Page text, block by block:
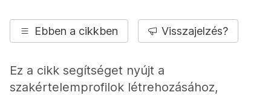
Ebben a cikkben Visszajelzés?
Ez a cikk segítséget nyújt a
szakértelemprofilok létrehozásához,